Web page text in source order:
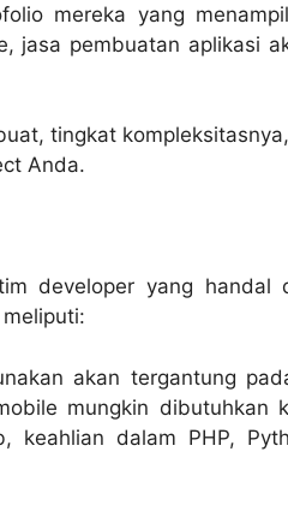
mereka yang
jasa pembuatan aplikasi
tingkat
Anda.
developer yang handal
akan tergantung
mungkin dibutuhkan
keahlian dalam PHP,